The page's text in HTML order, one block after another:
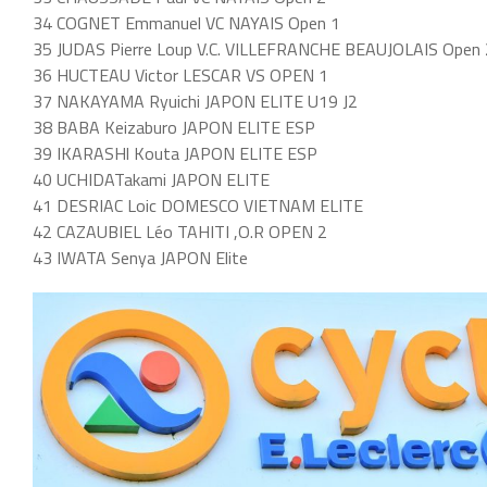
34 COGNET Emmanuel VC NAYAIS Open 1
35 JUDAS Pierre Loup V.C. VILLEFRANCHE BEAUJOLAIS Open
36 HUCTEAU Victor LESCAR VS OPEN 1
37 NAKAYAMA Ryuichi JAPON ELITE U19 J2
38 BABA Keizaburo JAPON ELITE ESP
39 IKARASHl Kouta JAPON ELITE ESP
40 UCHIDATakami JAPON ELITE
41 DESRIAC Loic DOMESCO VIETNAM ELITE
42 CAZAUBIEL Léo TAHITI ,O.R OPEN 2
43 IWATA Senya JAPON Elite